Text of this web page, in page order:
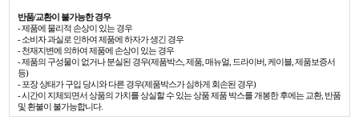
반품/교환이 불가능한 경우
- 제품에 물리적 손상이 있는 경우
- 소비자 과실로 인하여 제품에 하자가 생긴 경우
- 천재지변에 의하여 제품에 손상이 있는 경우
- 제품의 구성물이 없거나 분실된 경우(제품박스, 제품, 매뉴얼, 드라이버, 케이블, 제품보증서
등)
- 포장 상태가 구입 당시와 다른 경우(제품박스가 심하게 회손된 경우)
- 시간이 지체되면서 상품의 가치를 상실할 수 있는 상품 제품 박스를 개봉한 후에는 교환, 반품
및 환불이 불가능합니다.